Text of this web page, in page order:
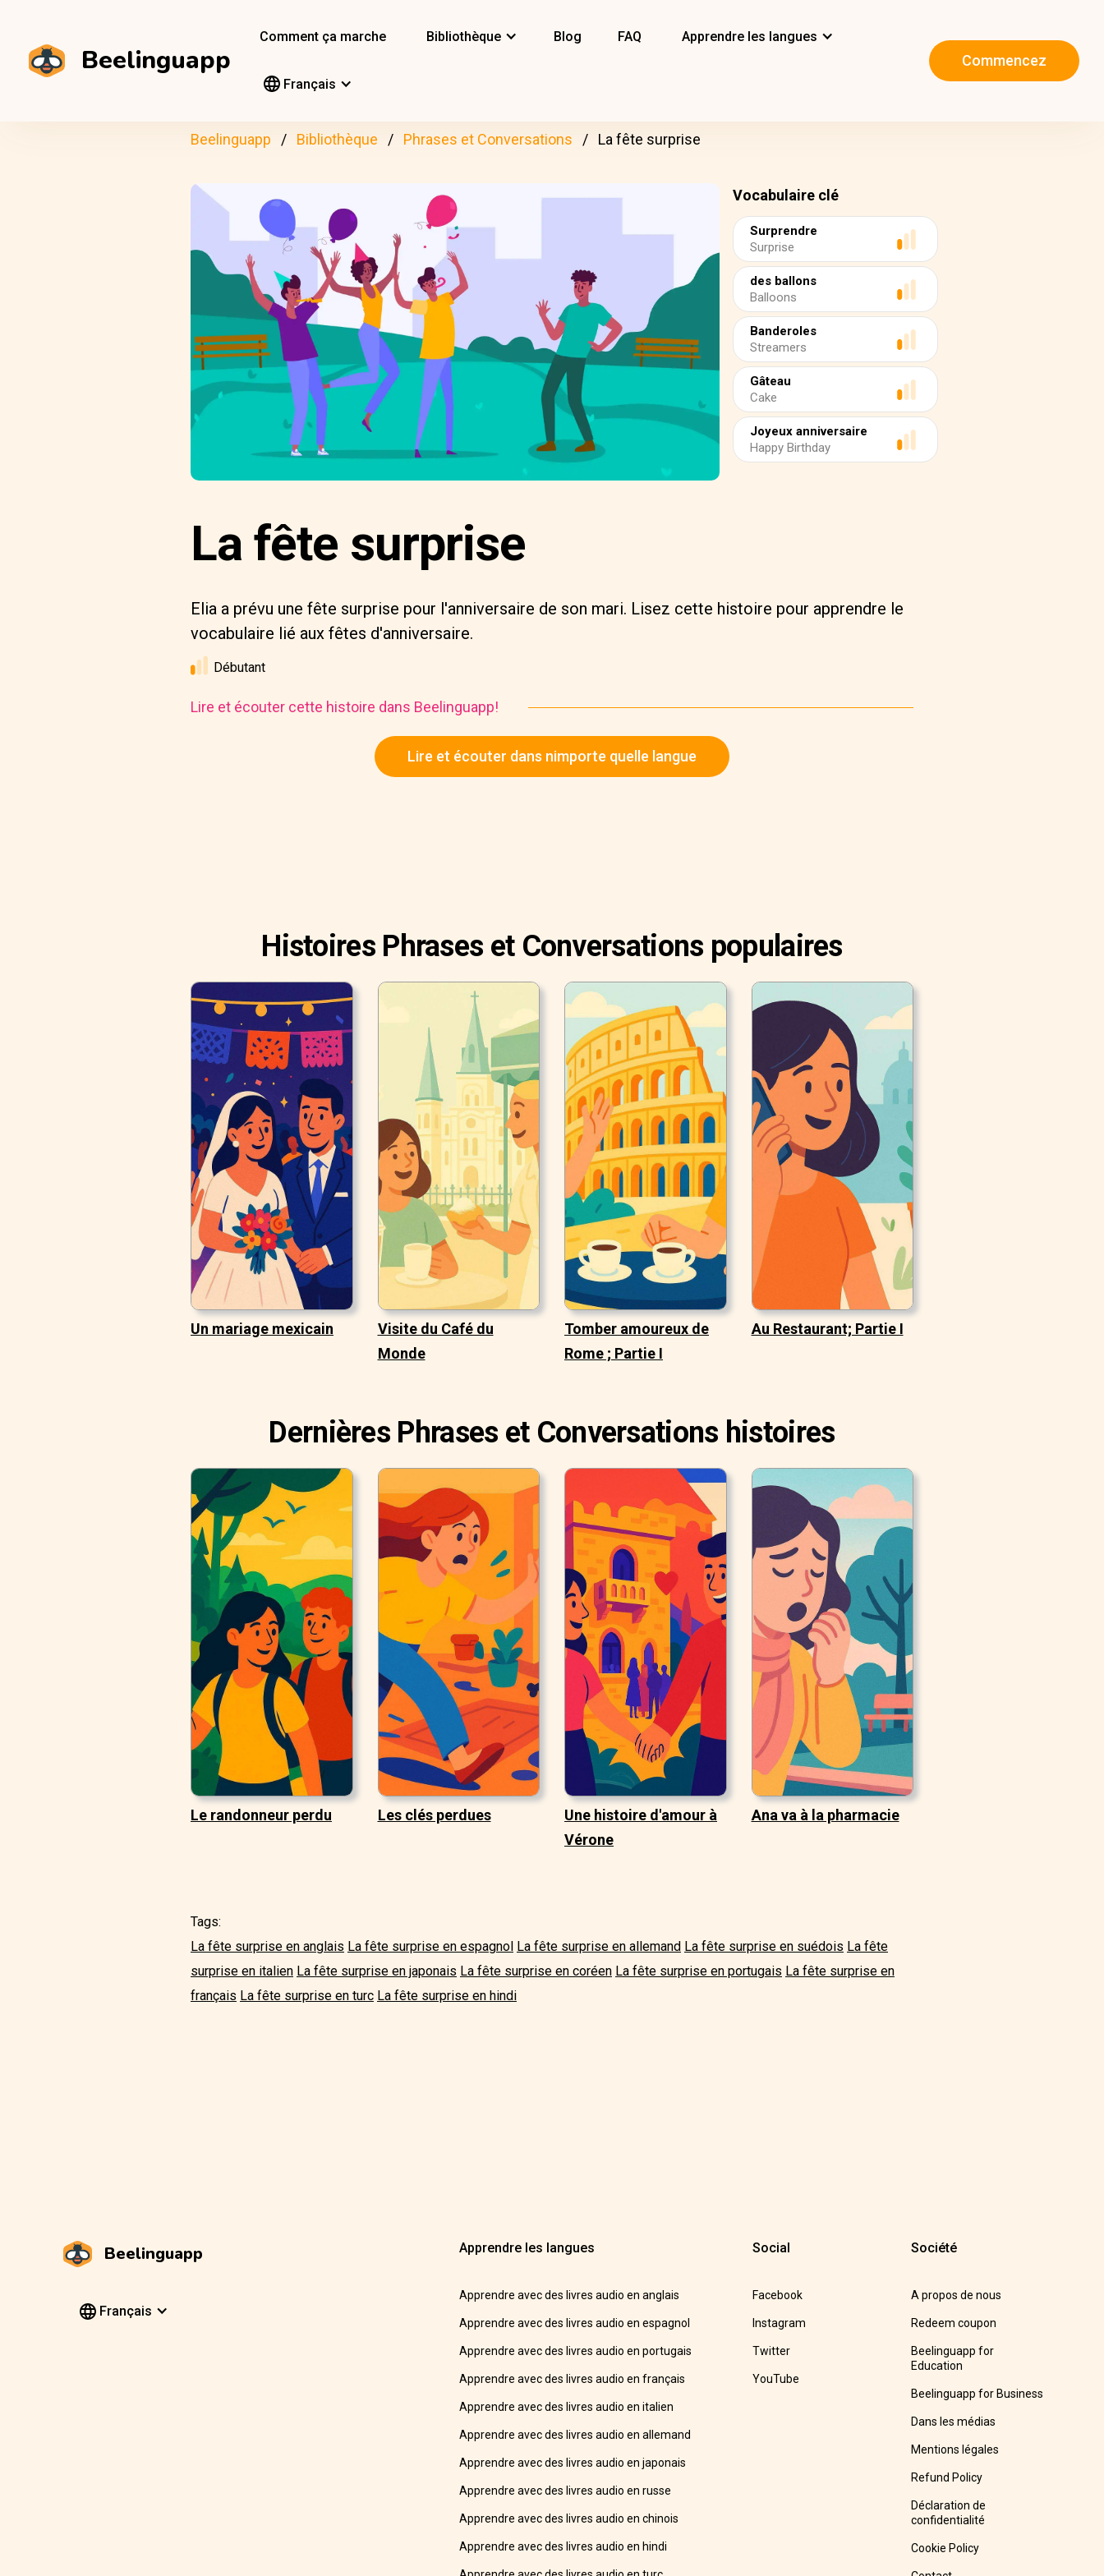
Beelinguapp
Comment ça marche Bibliothèque Blog FAQ Apprendre les langues
Français
Commencez
Beelinguapp Bibliothèque Phrases et Conversations La fête surprise
Vocabulaire clé
Surprendre
Surprise
des ballons
Balloons
Banderoles
Streamers
Gâteau
Cake
Joyeux anniversaire
Happy Birthday
La fête surprise
Elia a prévu une fête surprise pour l'anniversaire de son mari. Lisez cette histoire pour apprendre le
vocabulaire lié aux fêtes d'anniversaire.
Débutant
Lire et écouter cette histoire dans Beelinguapp!
Lire et écouter dans nimporte quelle langue
Histoires Phrases et Conversations populaires
Un mariage mexicain
Visite du Café du
Monde
Tomber amoureux de
Rome ; Partie I
Au Restaurant; Partie I
Dernières Phrases et Conversations histoires
Le randonneur perdu Les clés perdues
Une histoire d'amour à
Vérone
Ana va à la pharmacie
Tags:
La fête surprise en anglais La fête surprise en espagnol La fête surprise en allemand La fête surprise en suédois La fête
surprise en italien La fête surprise en japonais La fête surprise en coréen La fête surprise en portugais La fête surprise en
français La fête surprise en turc La fête surprise en hindi
Beelinguapp
Français
Apprendre les langues
Apprendre avec des livres audio en anglais
Apprendre avec des livres audio en espagnol
Apprendre avec des livres audio en portugais
Apprendre avec des livres audio en français
Apprendre avec des livres audio en italien
Apprendre avec des livres audio en allemand
Apprendre avec des livres audio en japonais
Apprendre avec des livres audio en russe
Apprendre avec des livres audio en chinois
Apprendre avec des livres audio en hindi
Social
Facebook
Instagram
Twitter
YouTube
Société
A propos de nous
Redeem coupon
Beelinguapp for
Education
Beelinguapp for Business
Dans les médias
Mentions légales
Refund Policy
Déclaration de
confidentialité
Cookie Policy